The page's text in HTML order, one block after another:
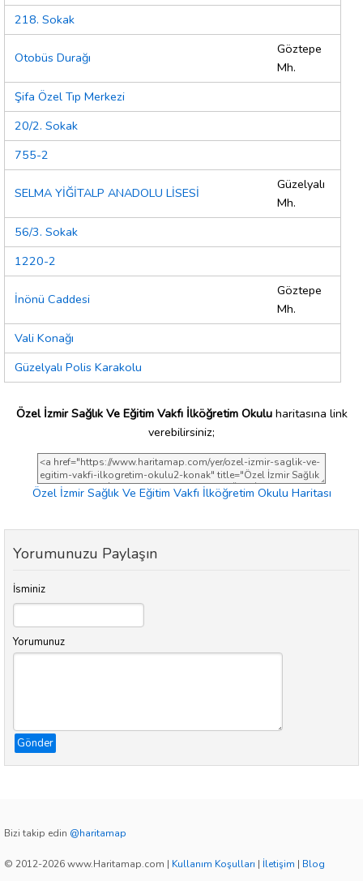
218. Sokak
Otobüs Durağı
Göztepe
Mh.
Şifa Özel Tıp Merkezi
20/2. Sokak
755-2
SELMA YİĞİTALP ANADOLU LİSESİ
Güzelyalı
Mh.
56/3. Sokak
1220-2
İnönü Caddesi
Göztepe
Mh.
Vali Konağı
Güzelyalı Polis Karakolu
Özel İzmir Sağlık Ve Eğitim Vakfı İlköğretim Okuluharitasına link
verebilirsiniz;
Özel İzmir Sağlık Ve Eğitim Vakfı İlköğretim Okulu Haritası
Yorumunuzu Paylaşın
İsminiz
Yorumunuz
Gönder
Bizi takip edin @haritamap
© 2012-2026 www.Haritamap.com | Kullanım Koşulları | İletişim | Blog